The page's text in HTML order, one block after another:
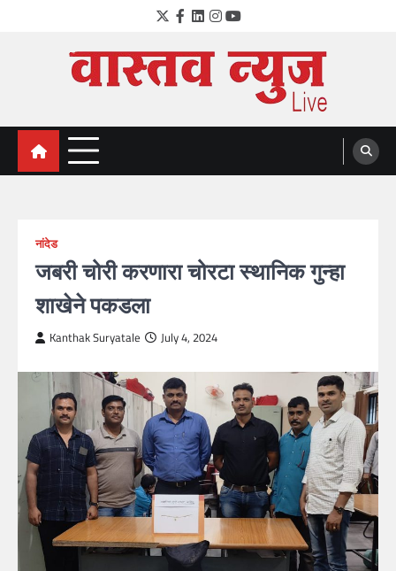
Twitter
Facebook
LinkedIn
Instagram
YouTube
VastavNEWSLive.com
a leading NEWS portal of Maharahstra
नांदेड
जबरी चोरी करणारा चोरटा स्थानिक गुन्हा
शाखेने पकडला
Kanthak Suryatale July 4, 2024